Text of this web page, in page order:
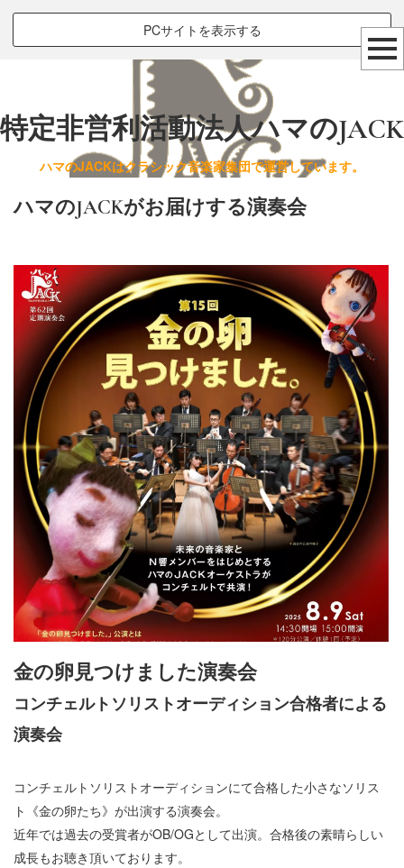
PCサイトを表示する
特定非営利活動法人ハマのJACK
ハマのJACKはクラシック音楽家集団で運営しています。
ハマのJACKがお届けする演奏会
金の卵見つけました演奏会
コンチェルトソリストオーディション合格者による
演奏会
コンチェルトソリストオーディションにて合格した小さなソリス
ト《金の卵たち》が出演する演奏会。
近年では過去の受賞者がOB/OGとして出演。合格後の素晴らしい
成長もお聴き頂いております。